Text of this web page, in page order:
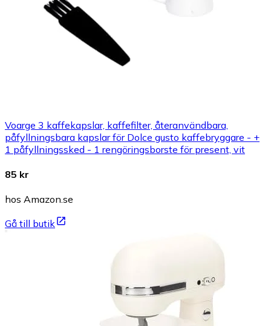
Voarge 3 kaffekapslar, kaffefilter, återanvändbara,
påfyllningsbara kapslar för Dolce gusto kaffebryggare - +
1 påfyllningssked - 1 rengöringsborste för present, vit
85 kr
hos Amazon.se
Gå till butik